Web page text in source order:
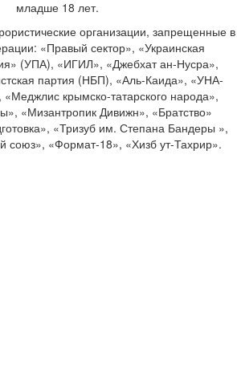
младше 18 лет.
организации, запрещенные в
«Правый сектор», «Украинская
(УПА), «ИГИЛ», «Джебхат ан-Нусра»,
партия (НБП), «Аль-Каида», «УНА-
крымско-татарского народа»,
«Мизантропик Дивижн», «Братство»
«Тризуб им. Степана Бандеры »,
союз», «Формат-18», «Хизб ут-Тахрир».